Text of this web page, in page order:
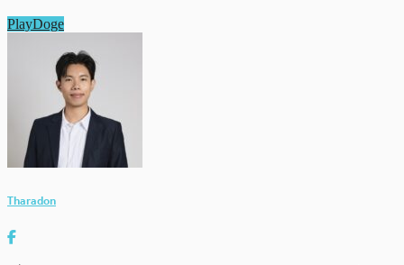
PlayDoge
Tharadon